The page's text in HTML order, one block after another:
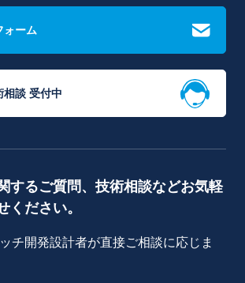
ォーム
相談 受付中
するご質問、技術相談などお気軽
ください。
チ開発設計者が直接ご相談に応じま